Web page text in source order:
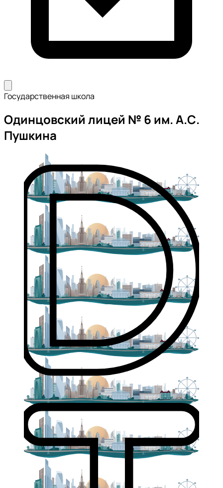
Государственная школа
Одинцовский лицей № 6 им. А.С.
Пушкина